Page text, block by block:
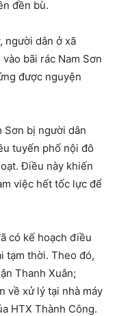
đền bù.
người dân ở xã
bãi rác Nam Sơn
được nguyện
Sơn bị người dân
tuyến phố nội đô
Điều này khiến
việc hết tốc lực để
có kế hoạch điều
tạm thời. Theo đó,
Thanh Xuân;
về xử lý tại nhà máy
HTX Thành Công.